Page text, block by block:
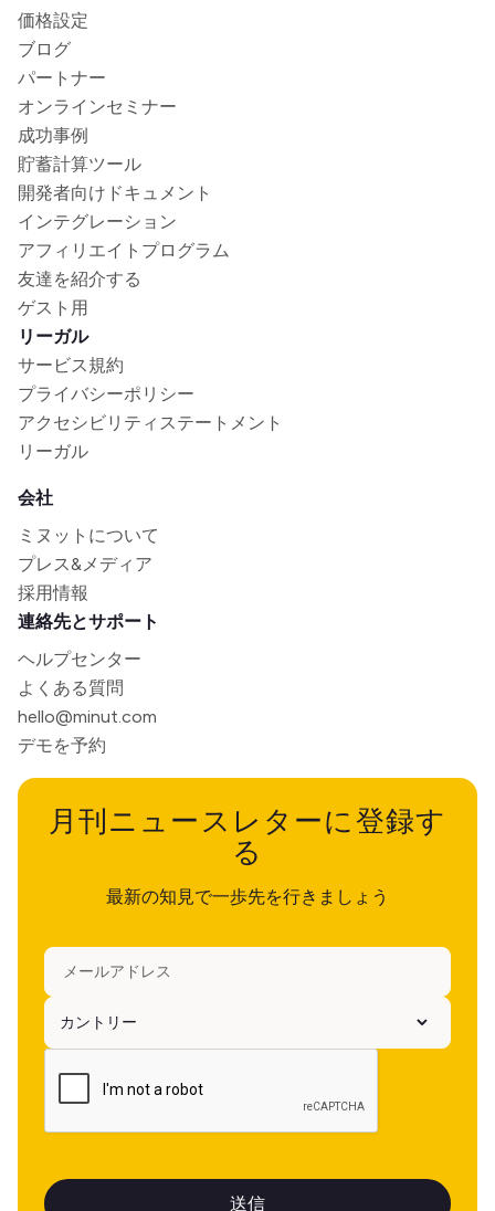
価格設定
ブログ
パートナー
オンラインセミナー
成功事例
貯蓄計算ツール
開発者向けドキュメント
インテグレーション
アフィリエイトプログラム
友達を紹介する
ゲスト用
リーガル
サービス規約
プライバシーポリシー
アクセシビリティステートメント
リーガル
会社
ミヌットについて
プレス&メディア
採用情報
連絡先とサポート
ヘルプセンター
よくある質問
hello@minut.com
デモを予約
月刊ニュースレターに登録す
る
最新の知見で一歩先を行きましょう